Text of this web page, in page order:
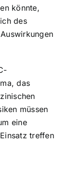
könnte,
des
das
müssen
eine
treffen